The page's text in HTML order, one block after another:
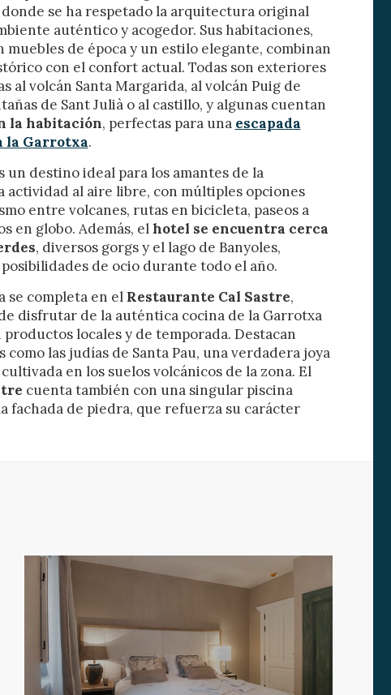
se ha respetado la arquitectura original
auténtico y acogedor. Sus habitaciones,
muebles de época y un estilo elegante, combinan
con el confort actual. Todas son exteriores
al volcán Santa Margarida, al volcán Puig de
de Sant Julià o al castillo, y algunas cuentan
la habitación, perfectas para una escapada
la Garrotxa.
un destino ideal para los amantes de la
actividad al aire libre, con múltiples opciones
entre volcanes, rutas en bicicleta, paseos a
en globo. Además, el hotel se encuentra cerca
, diversos gorgs y el lago de Banyoles,
de ocio durante todo el año.
se completa en el Restaurante Cal Sastre,
disfrutar de la auténtica cocina de la Garrotxa
productos locales y de temporada. Destacan
como las judías de Santa Pau, una verdadera joya
en los suelos volcánicos de la zona. El
cuenta también con una singular piscina
fachada de piedra, que refuerza su carácter
y
sus
del